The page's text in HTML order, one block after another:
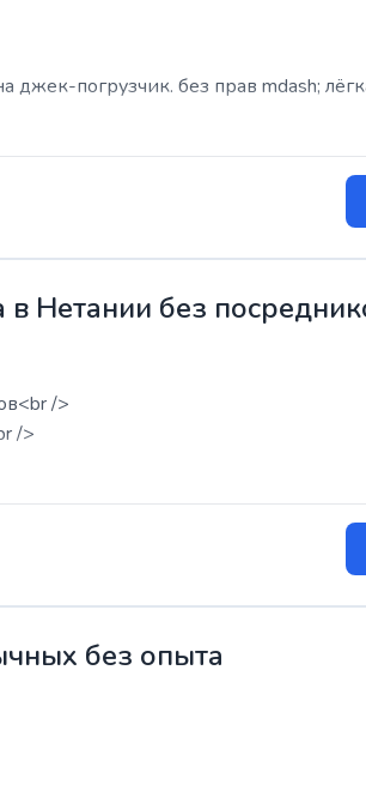
погрузчик. без прав mdash;
в Нетании без
/>
/>
без опыта